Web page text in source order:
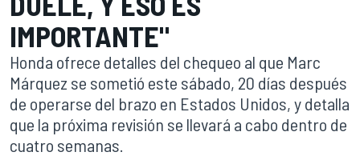
IMPORTANTE"
Honda ofrece detalles del chequeo al que Marc
Márquez se sometió este sábado, 20 días después
de operarse del brazo en Estados Unidos, y detalla
que la próxima revisión se llevará a cabo dentro de
cuatro semanas.